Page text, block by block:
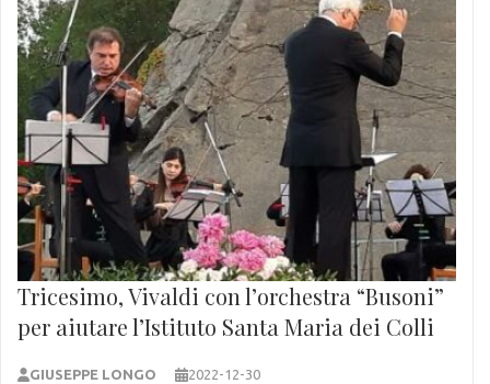
Tricesimo, Vivaldi con l’orchestra “Busoni”
per aiutare l’Istituto Santa Maria dei Colli
GIUSEPPE LONGO 2022-12-30